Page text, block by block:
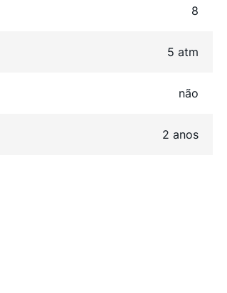
8
5 atm
não
2 anos